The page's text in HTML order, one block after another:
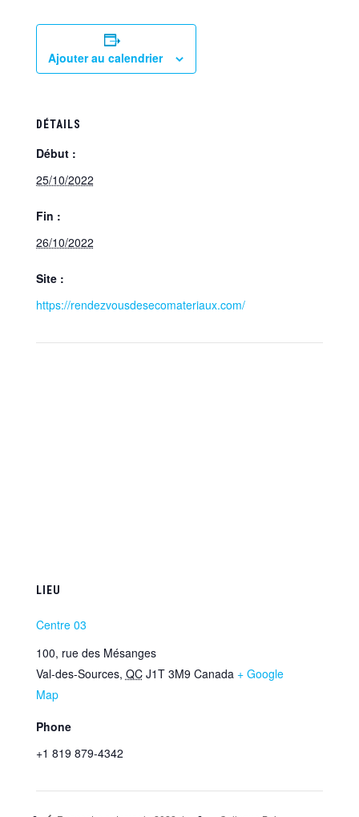
Ajouter au calendrier
DÉTAILS
Début :
25/10/2022
Fin :
26/10/2022
Site :
https://rendezvousdesecomateriaux.com/
LIEU
Centre 03
100, rue des Mésanges
Val-des-Sources, QC J1T 3M9 Canada + Google
Map
Phone
+1 819 879-4342